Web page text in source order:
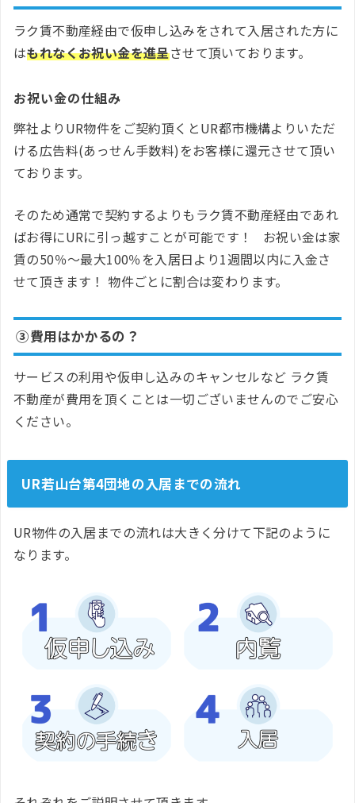
ラク賃不動産経由で仮申し込みをされて入居された方に
はもれなくお祝い金を進呈させて頂いております。
お祝い金の仕組み
弊社よりUR物件をご契約頂くとUR都市機構よりいただ
ける広告料(あっせん手数料)をお客様に還元させて頂い
ております。
そのため通常で契約するよりもラク賃不動産経由であれ
ばお得にURに引っ越すことが可能です！ お祝い金は家
賃の50％～最大100％を入居日より1週間以内に入金さ
せて頂きます！ 物件ごとに割合は変わります。
③費用はかかるの？
サービスの利用や仮申し込みのキャンセルなど ラク賃
不動産が費用を頂くことは一切ございませんのでご安心
ください。
UR若山台第4団地の入居までの流れ
UR物件の入居までの流れは大きく分けて下記のように
なります。